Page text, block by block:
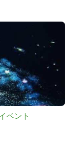
ベント